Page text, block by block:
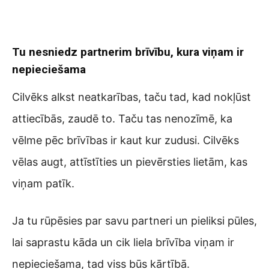
Tu nesniedz partnerim brīvību, kura viņam ir
nepieciešama
Cilvēks alkst neatkarības, taču tad, kad nokļūst
attiecībās, zaudē to. Taču tas nenozīmē, ka
vēlme pēc brīvības ir kaut kur zudusi. Cilvēks
vēlas augt, attīstīties un pievērsties lietām, kas
viņam patīk.
Ja tu rūpēsies par savu partneri un pieliksi pūles,
lai saprastu kāda un cik liela brīvība viņam ir
nepieciešama, tad viss būs kārtībā.